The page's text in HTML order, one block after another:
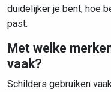
duidelijker je bent, hoe
past.
Met welke
vaak?
Schilders gebruiken